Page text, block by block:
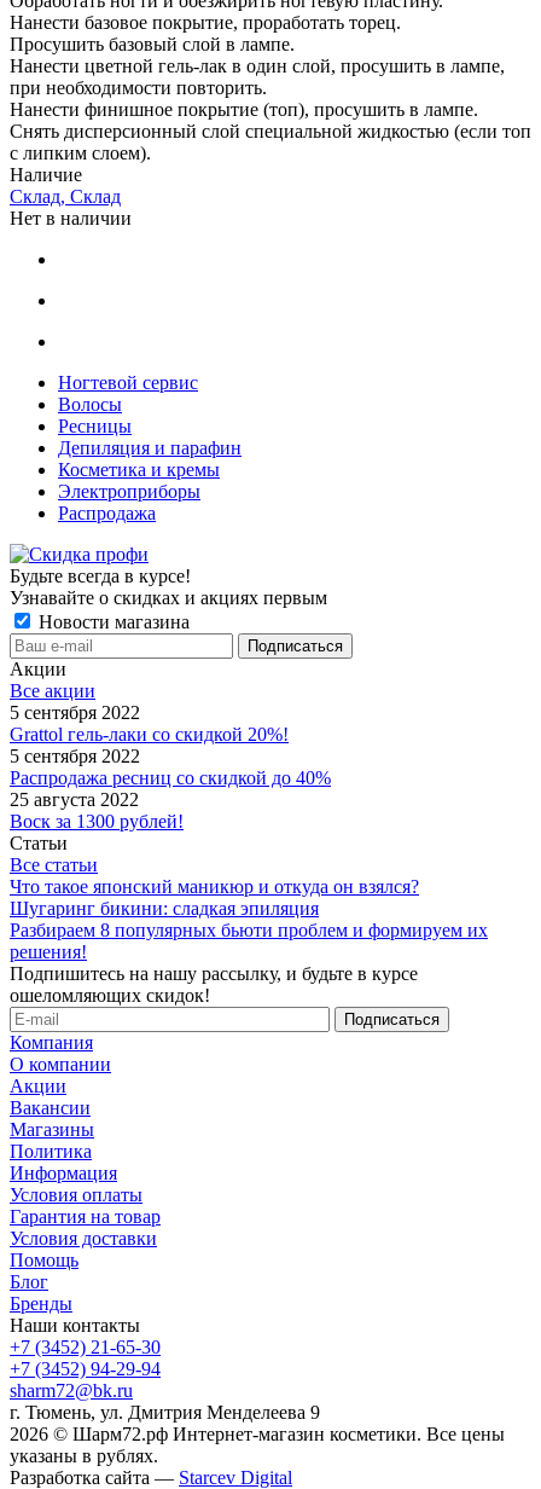
Нанести базовое покрытие, проработать торец.
Просушить базовый слой в лампе.
Нанести цветной гель-лак в один слой, просушить в лампе,
при необходимости повторить.
Нанести финишное покрытие (топ), просушить в лампе.
Снять дисперсионный слой специальной жидкостью (если топ
с липким слоем).
Наличие
Склад, Склад
Нет в наличии
Ногтевой сервис
Волосы
Ресницы
Депиляция и парафин
Косметика и кремы
Электроприборы
Распродажа
Будьте всегда в курсе!
Узнавайте о скидках и акциях первым
Новости магазина
Акции
Все акции
5 сентября 2022
Grattol гель-лаки со скидкой 20%!
5 сентября 2022
Распродажа ресниц со скидкой до 40%
25 августа 2022
Воск за 1300 рублей!
Статьи
Все статьи
Что такое японский маникюр и откуда он взялся?
Шугаринг бикини: сладкая эпиляция
Разбираем 8 популярных бьюти проблем и формируем их
решения!
Подпишитесь на нашу рассылку, и будьте в курсе
ошеломляющих скидок!
Компания
О компании
Акции
Вакансии
Магазины
Политика
Информация
Условия оплаты
Гарантия на товар
Условия доставки
Помощь
Блог
Бренды
Наши контакты
+7 (3452) 21-65-30
+7 (3452) 94-29-94
sharm72@bk.ru
г. Тюмень, ул. Дмитрия Менделеева 9
2026 © Шарм72.рф Интернет-магазин косметики. Все цены
указаны в рублях.
Разработка сайта — Starcev Digital